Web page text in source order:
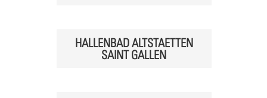
HALLENBAD ALTSTAETTEN
SAINT GALLEN